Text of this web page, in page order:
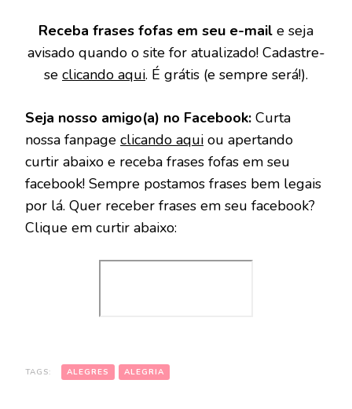
Receba frases fofas em seu e-mail e seja
avisado quando o site for atualizado! Cadastre-
se clicando aqui. É grátis (e sempre será!).
Seja nosso amigo(a) no Facebook: Curta
nossa fanpage clicando aqui ou apertando
curtir abaixo e receba frases fofas em seu
facebook! Sempre postamos frases bem legais
por lá. Quer receber frases em seu facebook?
Clique em curtir abaixo:
TAGS: ALEGRES ALEGRIA